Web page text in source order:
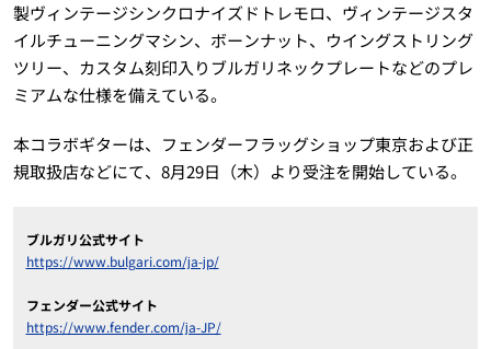
製ヴィンテージシンクロナイズドトレモロ、ヴィンテージスタ
イルチューニングマシン、ボーンナット、ウイングストリング
ツリー、カスタム刻印入りブルガリネックプレートなどのプレ
ミアムな仕様を備えている。
本コラボギターは、フェンダーフラッグショップ東京および正
規取扱店などにて、8月29日（木）より受注を開始している。
ブルガリ公式サイト
https://www.bulgari.com/ja-jp/
フェンダー公式サイト
https://www.fender.com/ja-JP/